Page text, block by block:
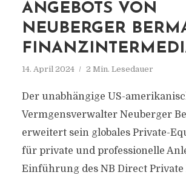
ANGEBOTS VON
NEUBERGER
14. April 2024 2 Min. Lesedauer
Der unabhängige US-
Vermgensverwalter Neuberger
erweitert sein globales Private-
für private und professionelle
Einführung des NB Direct